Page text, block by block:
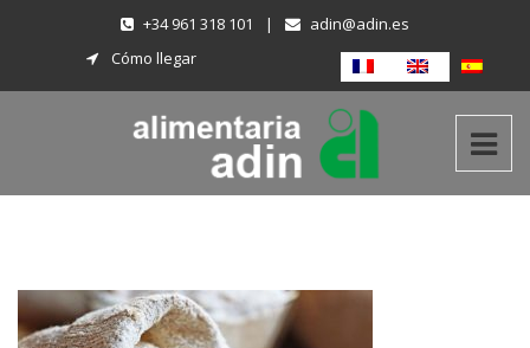
+34 961 318 101 |
adin@adin.es
Cómo llegar